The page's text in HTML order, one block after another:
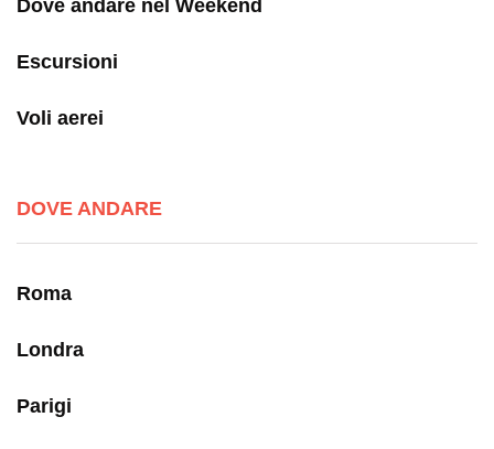
Dove andare nel Weekend
Escursioni
Voli aerei
DOVE ANDARE
Roma
Londra
Parigi